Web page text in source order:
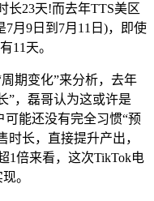
长23天!而去年TTS美区
月9日到7月11日)，即使
11天。
期变化”来分析，去年
”，磊哥认为这或许是
能还没有完全习惯“预
时长，直接提升产出，
1倍来看，这次TikTok电
。